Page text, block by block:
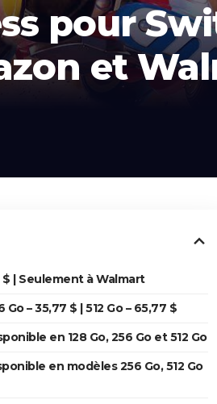
pour
et
$ | Seulement à Walmart
Go – 35,77 $ | 512 Go – 65,77 $
en 128 Go, 256 Go et 512 Go
en modèles 256 Go, 512 Go